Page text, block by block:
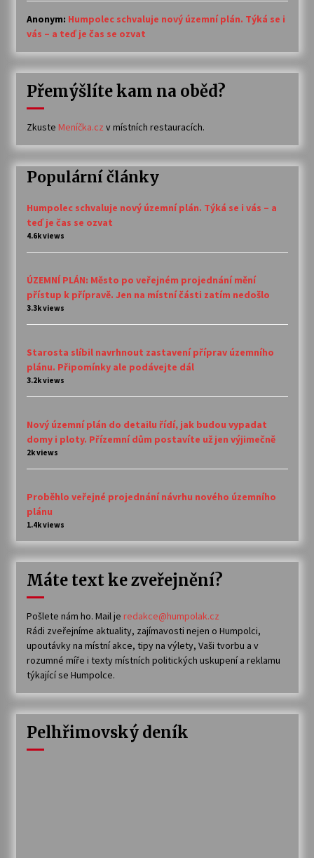
Anonym: Humpolec schvaluje nový územní plán. Týká se i
vás – a teď je čas se ozvat
Přemýšlíte kam na oběd?
Zkuste Meníčka.cz v místních restauracích.
Populární články
Humpolec schvaluje nový územní plán. Týká se i vás – a
teď je čas se ozvat
4.6k views
ÚZEMNÍ PLÁN: Město po veřejném projednání mění
přístup k přípravě. Jen na místní části zatím nedošlo
3.3k views
Starosta slíbil navrhnout zastavení příprav územního
plánu. Připomínky ale podávejte dál
3.2k views
Nový územní plán do detailu řídí, jak budou vypadat
domy i ploty. Přízemní dům postavíte už jen výjimečně
2k views
Proběhlo veřejné projednání návrhu nového územního
plánu
1.4k views
Máte text ke zveřejnění?
Pošlete nám ho. Mail je redakce@humpolak.cz
Rádi zveřejníme aktuality, zajímavosti nejen o Humpolci,
upoutávky na místní akce, tipy na výlety, Vaši tvorbu a v
rozumné míře i texty místních politických uskupení a reklamu
týkající se Humpolce.
Pelhřimovský deník